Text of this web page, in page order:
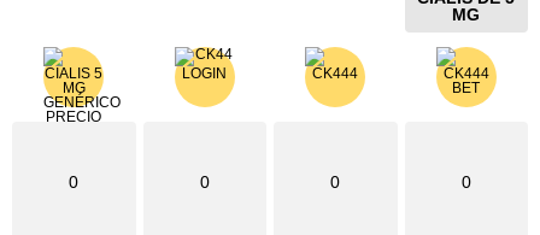
MG
0 0 0 0